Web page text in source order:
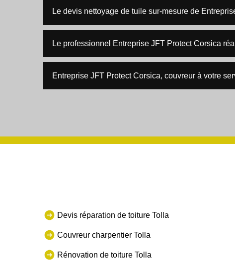
Le devis nettoyage de tuile sur-mesure de
Le professionnel Entreprise JFT Protect Corsica
Entreprise JFT Protect Corsica, couvreur à votre
Devis réparation de toiture Tolla
Couvreur charpentier Tolla
Rénovation de toiture Tolla